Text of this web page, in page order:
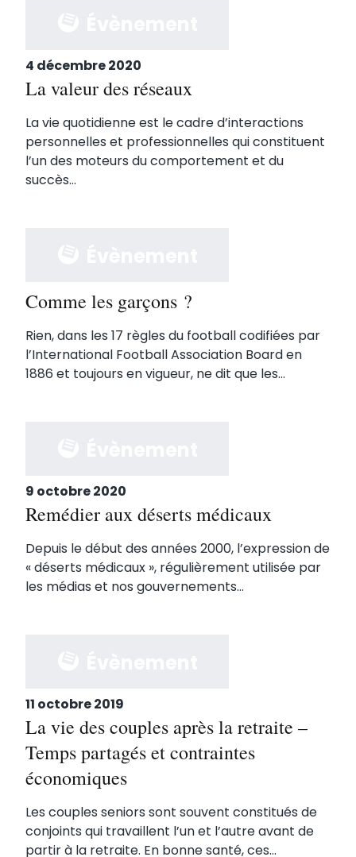
4 décembre 2020
La valeur des réseaux
La vie quotidienne est le cadre d’interactions
personnelles et professionnelles qui constituent
l’un des moteurs du comportement et du
succès...
Comme les garçons ?
Rien, dans les 17 règles du football codifiées par
l’International Football Association Board en
1886 et toujours en vigueur, ne dit que les...
9 octobre 2020
Remédier aux déserts médicaux
Depuis le début des années 2000, l’expression de
« déserts médicaux », régulièrement utilisée par
les médias et nos gouvernements...
11 octobre 2019
La vie des couples après la retraite –
Temps partagés et contraintes
économiques
Les couples seniors sont souvent constitués de
conjoints qui travaillent l’un et l’autre avant de
partir à la retraite. En bonne santé, ces...